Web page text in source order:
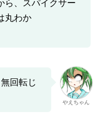
ら、スパイクサー
丸わか
回転じ
やえちゃん